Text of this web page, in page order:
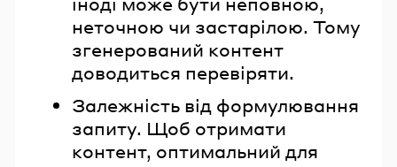
неточною чи застарілою. Тому
згенерований контент
доводиться перевіряти.
Залежність від формулювання
запиту. Щоб отримати
контент, оптимальний для